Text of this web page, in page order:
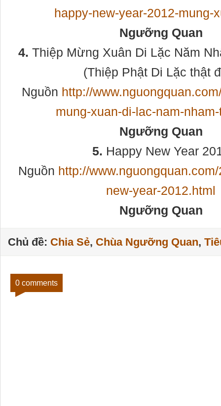
happy-new-year-2012-mung-
Ngưỡng Quan
4. Thiệp Mừng Xuân Di Lặc Năm
(Thiệp Phật Di Lặc thật
Nguồn http://
mung-xuan-di-lac-nam-
Ngưỡng Quan
5. Happy New Year
Nguồn http://
new-year-2012.html
Ngưỡng Quan
Chủ đề: Chia Sẻ, Chùa Ngưỡng Quan,
0 comments